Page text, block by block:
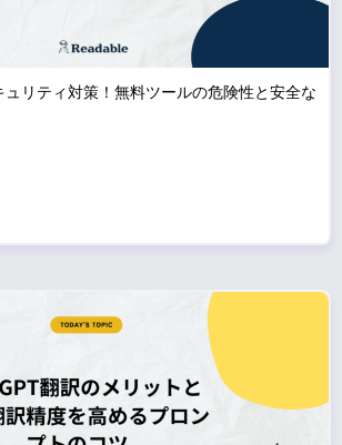
リティ対策！無料ツールの危険性と安全な